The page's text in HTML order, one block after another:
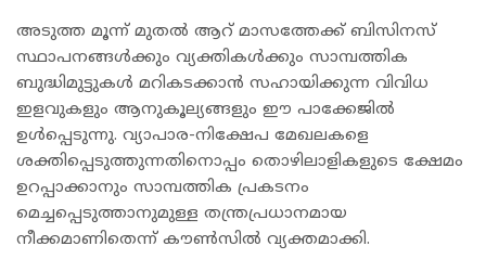
അടുത്ത മൂന്ന് മുതൽ ആറ് മാസത്തേക്ക് ബിസിനസ്
സ്ഥാപനങ്ങൾക്കും വ്യക്തികൾക്കും സാമ്പത്തിക
ബുദ്ധിമുട്ടുകൾ മറികടക്കാൻ സഹായിക്കുന്ന വിവിധ
ഇളവുകളും ആനുകൂല്യങ്ങളും ഈ പാക്കേജിൽ
ഉൾപ്പെടുന്നു. വ്യാപാര-നിക്ഷേപ മേഖലകളെ
ശക്തിപ്പെടുത്തുന്നതിനൊപ്പം തൊഴിലാളികളുടെ ക്ഷേമം
ഉറപ്പാക്കാനും സാമ്പത്തിക പ്രകടനം
മെച്ചപ്പെടുത്താനുമുള്ള തന്ത്രപ്രധാനമായ
നീക്കമാണിതെന്ന് കൗൺസിൽ വ്യക്തമാക്കി.